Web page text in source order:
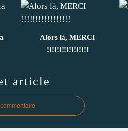
Alors là, MERCI
!!!!!!!!!!!!!!!!!
article